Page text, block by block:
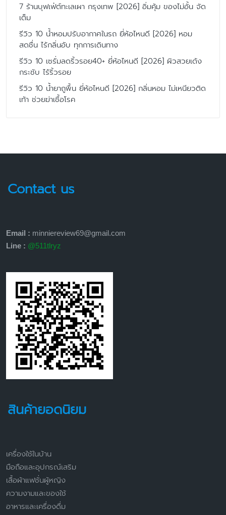
7 ร้านบุฟเฟ่ต์ทะเลเผา กรุงเทพ [2026] อิ่มคุ้ม ของไม่อั้น จัด
เต็ม
รีวิว 10 น้ำหอมปรับอากาศในรถ ยี่ห้อไหนดี [2026] หอม
สดชื่น ไร้กลิ่นอับ ทุกการเดินทาง
รีวิว 10 เซรั่มลดริ้วรอย40+ ยี่ห้อไหนดี [2026] ผิวสวยเด้ง
กระชับ ไร้ริ้วรอย
รีวิว 10 น้ำยาถูพื้น ยี่ห้อไหนดี [2026] กลิ่นหอม ไม่เหนียวติด
เท้า ช่วยฆ่าเชื้อโรค
Contact us
Email : minniereview69@gmail.com
Line : @511tlryz
สินค้ายอดนิยม
เครื่องใช้ในบ้าน
มือถือและอุปกรณ์เสริม
เสื้อผ้าแฟชั่นผู้หญิง
ความงามและของใช้
อาหารและเครื่องดื่ม